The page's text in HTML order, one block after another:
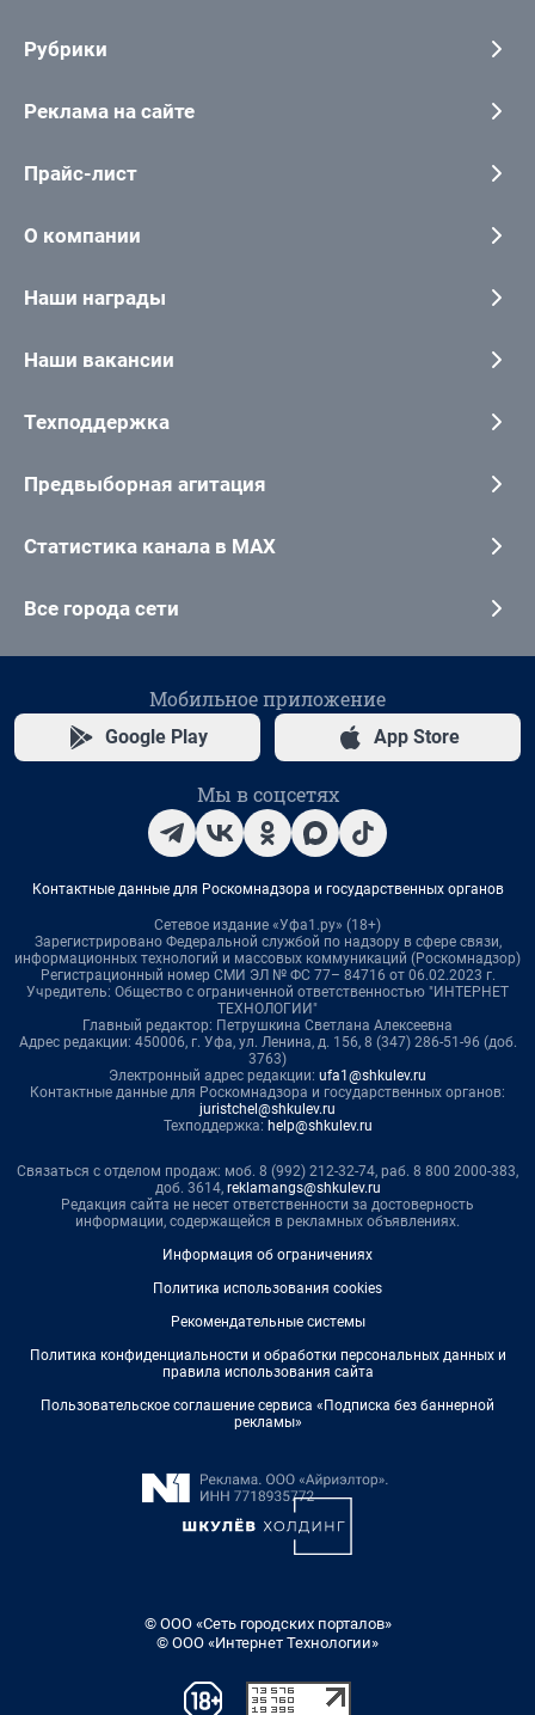
Рубрики
Реклама на сайте
Прайс-лист
О компании
Наши награды
Наши вакансии
Техподдержка
Предвыборная агитация
Статистика канала в MAX
Все города сети
Мобильное приложение
Google Play App Store
Мы в соцсетях
Контактные данные для Роскомнадзора и государственных органов
Сетевое издание «Уфа1.ру» (18+)
Зарегистрировано Федеральной службой по надзору в сфере связи,
информационных технологий и массовых коммуникаций (Роскомнадзор)
Регистрационный номер СМИ ЭЛ № ФС 77– 84716 от 06.02.2023 г.
Учредитель: Общество с ограниченной ответственностью "ИНТЕРНЕТ
ТЕХНОЛОГИИ"
Главный редактор: Петрушкина Светлана Алексеевна
Адрес редакции: 450006, г. Уфа, ул. Ленина, д. 156, 8 (347) 286-51-96 (доб.
3763)
Электронный адрес редакции: ufa1@shkulev.ru
Контактные данные для Роскомнадзора и государственных органов:
juristchel@shkulev.ru
Техподдержка: help@shkulev.ru
Связаться с отделом продаж: моб. 8 (992) 212-32-74, раб. 8 800 2000-383,
доб. 3614, reklamangs@shkulev.ru
Редакция сайта не несет ответственности за достоверность
информации, содержащейся в рекламных объявлениях.
Информация об ограничениях
Политика использования cookies
Рекомендательные системы
Политика конфиденциальности и обработки персональных данных и
правила использования сайта
Пользовательское соглашение сервиса «Подписка без баннерной
рекламы»
© ООО «Сеть городских порталов»
© ООО «Интернет Технологии»